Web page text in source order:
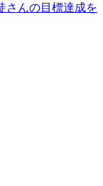
んの目標達成を